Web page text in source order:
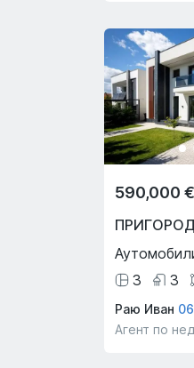
590,000 €
ПРИГОРОД
3
3
Раю Иван
Агент по